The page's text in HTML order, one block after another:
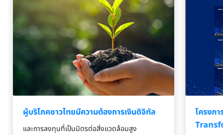
ผู้บริโภคชาวไทยมีความต้องการเงินดิจิทัล
และการลงทุนที่เป็นมิตรต่อสิ่งแวดล้อมสูง
โครงก